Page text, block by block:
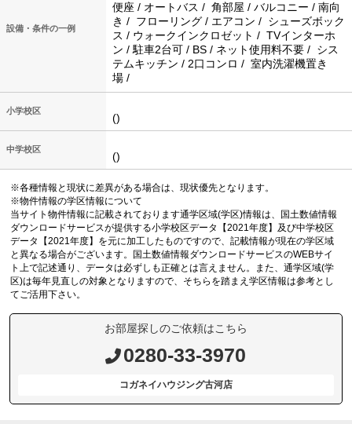
設備・条件の一例
便座 / オートバス / 角部屋 / バルコニー / 南向
き / フローリング / エアコン / シューズボック
ス / ウォークインクロゼット / TVインターホ
ン / 駐車2台可 / BS / ネット使用料不要 / シス
テムキッチン / 2口コンロ / 室内洗濯機置き
場 /
小学校区
()
中学校区
()
※各種情報と現状に差異がある場合は、現状優先となります。
※物件情報の学区情報について
当サイト物件情報に記載されております通学区域(学区)情報は、国土数値情報
ダウンロードサービスが提供する小学校区データ【2021年度】及び中学校区
データ【2021年度】を元に加工したものですので、記載情報が現在の学区域
と異なる場合がございます。国土数値情報ダウンロードサービスのWEBサイ
ト上で記述通り、データは必ずしも正確とは言えません。また、通学区域(学
区)は毎年見直しの対象となりますので、そちらを踏まえ学区情報は参考とし
てご活用下さい。
お部屋探しのご依頼はこちら
0280-33-3970
コガネイハウジング古河店